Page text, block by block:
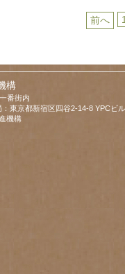
前へ
構
番街内
東京都新宿区四谷2-14-8 YPCビ
機構